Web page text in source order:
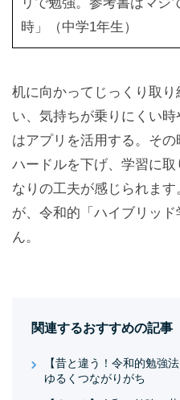
時」（中学1年生）
机に向かってじっくり取
い、気持ちが乗りにくい
はアプリを活用する。そ
ハードルを下げ、学習に
なりの工夫が感じられま
が、令和的「ハイブリッ
ん。
関連するおすすめの記事
【昔と違う！令和的勉強
ゆるくつながりがち